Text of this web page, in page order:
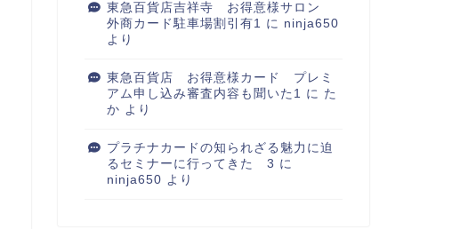
東急百貨店吉祥寺 お得意様サロン
外商カード駐車場割引有1 に ninja650
より
東急百貨店 お得意様カード プレミ
アム申し込み審査内容も聞いた1 に た
か より
プラチナカードの知られざる魅力に迫
るセミナーに行ってきた 3 に
ninja650 より